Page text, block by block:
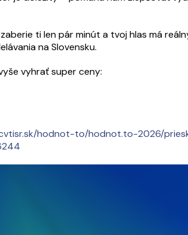
ti len pár minút a tvoj hlas má
na Slovensku.
vyhrať super ceny:
hodnot-to/hodnot.to-2026/